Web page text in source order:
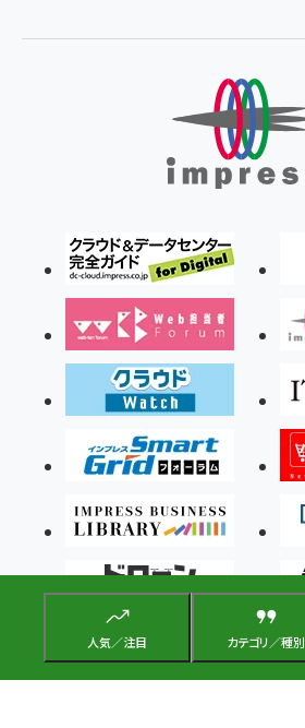
人気／注目 カテゴリ／種別